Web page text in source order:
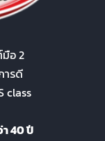
อ 2
ารดี
class
40 ปี